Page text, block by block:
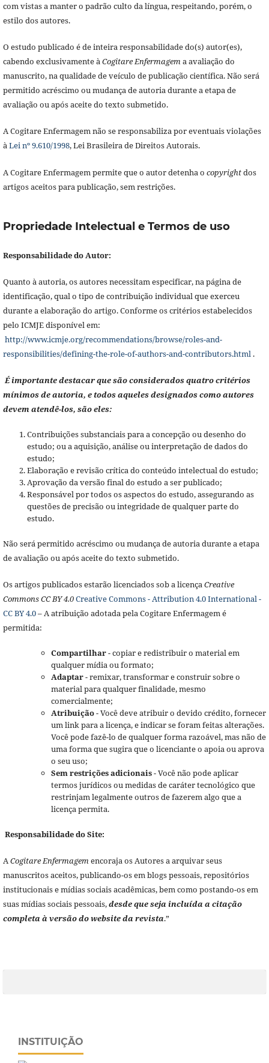
com vistas a manter o padrão culto da língua, respeitando, porém, o
estilo dos autores.
O estudo publicado é de inteira responsabilidade do(s) autor(es),
cabendo exclusivamente àCogitare Enfermagema avaliação do
manuscrito, na qualidade de veículo de publicação científica. Não será
permitido acréscimo ou mudança de autoria durante a etapa de
avaliação ou após aceite do texto submetido.
A Cogitare Enfermagem não se responsabiliza por eventuais violações
àLei nº 9.610/1998, Lei Brasileira de Direitos Autorais.
A Cogitare Enfermagem permite que o autor detenha o copyrightdos
artigos aceitos para publicação, sem restrições.
Propriedade Intelectual e Termos de uso
Responsabilidade do Autor:
Quanto à autoria, os autores necessitam especificar, na página de
identificação, qual o tipo de contribuição individual que exerceu
durante a elaboração do artigo. Conforme os critérios estabelecidos
pelo ICMJE disponível em:
http://www.icmje.org/recommendations/browse/roles-and-
responsibilities/defining-the-role-of-authors-and-contributors.html .
É importante destacar que são considerados quatro critérios
mínimos de autoria, e todos aqueles designados como autores
devem atendê-los, são eles:
Contribuições substanciais para a concepção ou desenho do
estudo; ou a aquisição, análise ou interpretação de dados do
estudo;
Elaboração e revisão crítica do conteúdo intelectual do estudo;
Aprovação da versão final do estudo a ser publicado;
Responsável por todos os aspectos do estudo, assegurando as
questões de precisão ou integridade de qualquer parte do
estudo.
Não será permitido acréscimo ou mudança de autoria durante a etapa
de avaliação ou após aceite do texto submetido.
Os artigos publicados estarão licenciados sob a licença Creative
Commons CC BY 4.0Creative Commons - Attribution 4.0 International -
CC BY 4.0– A atribuição adotada pela Cogitare Enfermagem é
permitida:
Compartilhar- copiar e redistribuir o material em
qualquer mídia ou formato;
Adaptar- remixar, transformar e construir sobre o
material para qualquer finalidade, mesmo
comercialmente;
Atribuição- Você deve atribuir o devido crédito, fornecer
um link para a licença, e indicar se foram feitas alterações.
Você pode fazê-lo de qualquer forma razoável, mas não de
uma forma que sugira que o licenciante o apoia ou aprova
o seu uso;
Sem restrições adicionais- Você não pode aplicar
termos jurídicos ou medidas de caráter tecnológico que
restrinjam legalmente outros de fazerem algo que a
licença permita.
Responsabilidade do Site:
ACogitare Enfermagemencoraja os Autores a arquivar seus
manuscritos aceitos, publicando-os em blogs pessoais, repositórios
institucionais e mídias sociais acadêmicas, bem como postando-os em
suas mídias sociais pessoais,desde que seja incluída a citação
completa à versão do website da revista.”
INSTITUIÇÃO